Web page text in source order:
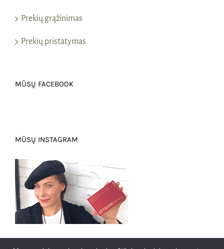
Prekių grąžinimas
Prekių pristatymas
MŪSŲ FACEBOOK
MŪSŲ INSTAGRAM